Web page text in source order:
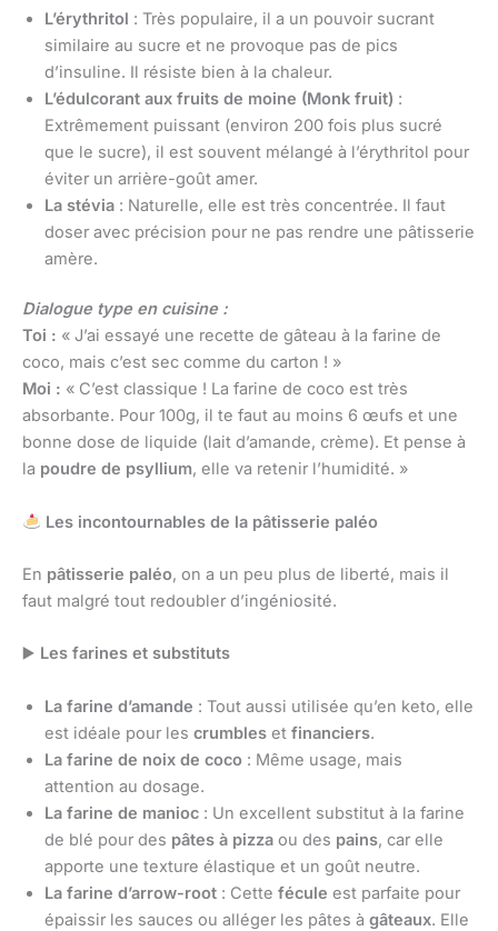
L’érythritol : Très populaire, il a un pouvoir sucrant
similaire au sucre et ne provoque pas de pics
d’insuline. Il résiste bien à la chaleur.
L’édulcorant aux fruits de moine (Monk fruit) :
Extrêmement puissant (environ 200 fois plus sucré
que le sucre), il est souvent mélangé à l’érythritol pour
éviter un arrière-goût amer.
La stévia : Naturelle, elle est très concentrée. Il faut
doser avec précision pour ne pas rendre une pâtisserie
amère.
Dialogue type en cuisine :
Toi : « J’ai essayé une recette de gâteau à la farine de
coco, mais c’est sec comme du carton ! »
Moi : « C’est classique ! La farine de coco est très
absorbante. Pour 100g, il te faut au moins 6 œufs et une
bonne dose de liquide (lait d’amande, crème). Et pense à
la poudre de psyllium, elle va retenir l’humidité. »
Les incontournables de la pâtisserie paléo
En pâtisserie paléo, on a un peu plus de liberté, mais il
faut malgré tout redoubler d’ingéniosité.
▶ ️ Les farines et substituts
La farine d’amande : Tout aussi utilisée qu’en keto, elle
est idéale pour les crumbles et financiers.
La farine de noix de coco : Même usage, mais
attention au dosage.
La farine de manioc : Un excellent substitut à la farine
de blé pour des pâtes à pizza ou des pains, car elle
apporte une texture élastique et un goût neutre.
La farine d’arrow-root : Cette fécule est parfaite pour
épaissir les sauces ou alléger les pâtes à gâteaux. Elle